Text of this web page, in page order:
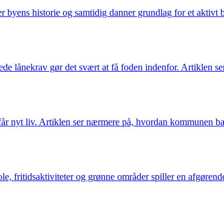
historie og samtidig danner grundlag for et
lånekrav gør det svært at få foden indenfor. Artiklen
liv. Artiklen ser nærmere på, hvordan kommunen
fritidsaktiviteter og grønne områder spiller en